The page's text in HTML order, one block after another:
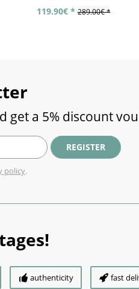
119.90€ * 289.00€ *
get a 5% discount
REGISTER
policy.
authenticity fast